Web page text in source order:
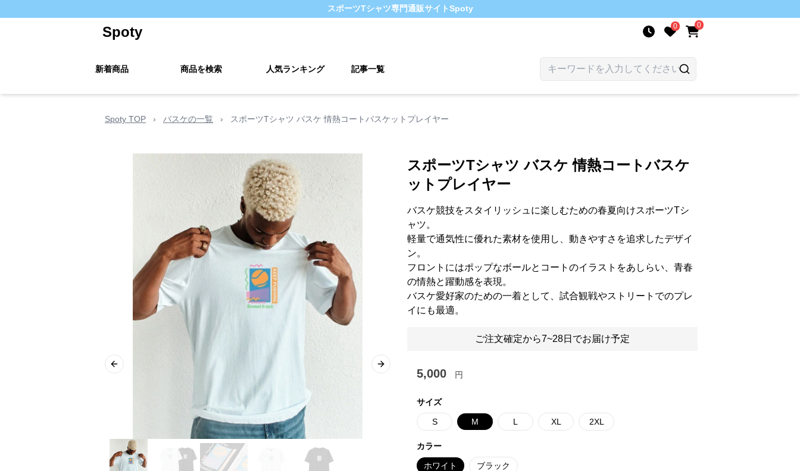
スポーツTシャツ専門通販サイトSpoty
Spoty 0 0
新着商品 商品を検索 人気ランキング 記事一覧
Spoty TOP › バスケの一覧 › スポーツTシャツ バスケ 情熱コートバスケットプレイヤー
Previous slide Next slide
スポーツTシャツ バスケ 情熱コートバスケ
ットプレイヤー
バスケ競技をスタイリッシュに楽しむための春夏向けスポーツTシ
ャツ。
軽量で通気性に優れた素材を使用し、動きやすさを追求したデザイ
ン。
フロントにはポップなボールとコートのイラストをあしらい、青春
の情熱と躍動感を表現。
バスケ愛好家のための一着として、試合観戦やストリートでのプレ
イにも最適。
ご注文確定から7~28日でお届け予定
5,000 円
サイズ
S M L XL 2XL
カラー
ホワイト ブラック